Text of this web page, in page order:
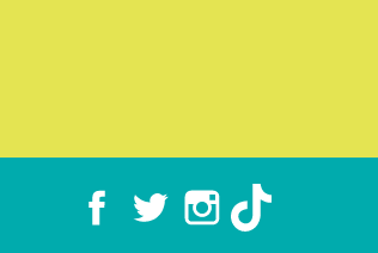
FacebookTwitter Instagram